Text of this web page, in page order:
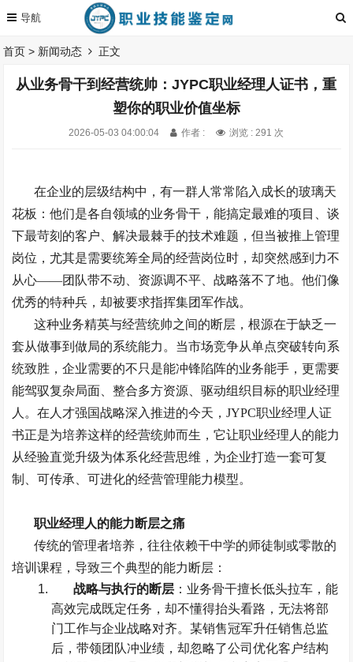
首页 > 新闻动态 正文
从业务骨干到经营统帅：JYPC职业经理人证书，重
塑你的职业价值坐标
2026-05-03 04:00:04 作者 : 浏览 : 291 次
在企业的层级结构中，有一群人常常陷入成长的玻璃天
花板：他们是各自领域的业务骨干，能搞定最难的项目、谈
下最苛刻的客户、解决最棘手的技术难题，但当被推上管理
岗位，尤其是需要统筹全局的经营岗位时，却突然感到力不
从心——团队带不动、资源调不平、战略落不了地。他们像
优秀的特种兵，却被要求指挥集团军作战。
这种业务精英与经营统帅之间的断层，根源在于缺乏一
套从做事到做局的系统能力。当市场竞争从单点突破转向系
统致胜，企业需要的不只是能冲锋陷阵的业务能手，更需要
能驾驭复杂局面、整合多方资源、驱动组织目标的职业经理
人。在人才强国战略深入推进的今天，JYPC职业经理人证
书正是为培养这样的经营统帅而生，它让职业经理人的能力
从经验直觉升级为体系化经营思维，为企业打造一套可复
制、可传承、可进化的经营管理能力模型。
职业经理人的能力断层之痛
传统的管理者培养，往往依赖干中学的师徒制或零散的
培训课程，导致三个典型的能力断层：
战略与执行的断层 ：业务骨干擅长低头拉车，能
高效完成既定任务，却不懂得抬头看路，无法将部
门工作与企业战略对齐。某销售冠军升任销售总监
后，带领团队冲业绩，却忽略了公司优化客户结构